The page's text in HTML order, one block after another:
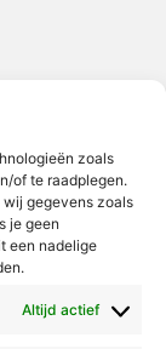
zoals
of te raadplegen.
gegevens zoals
je geen
een nadelige
Altijd actief